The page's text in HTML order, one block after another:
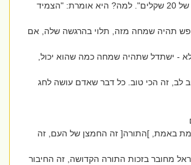
אני שמה צמידים של 20 שקלים". למה? היא אומרת: "הצמיד
תהיה שמחה מזה, תלוי בהרגשה שלה, אם
- ישתדל שתהיה שמחה כמה שהוא יכול,
זה הכי טוב. כל דבר שאדם עושה לחג
באמת, ]התורה[ זה החמצן של העם, זה
מחובר בזכות התורה הקדושה, זה החיבור